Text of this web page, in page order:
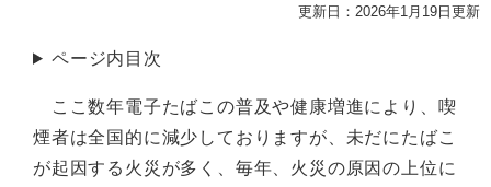
更新日：2026年1月19日更新
ページ内目次
ここ数年電子たばこの普及や健康増進により、喫
煙者は全国的に減少しておりますが、未だにたばこ
が起因する火災が多く、毎年、火災の原因の上位に